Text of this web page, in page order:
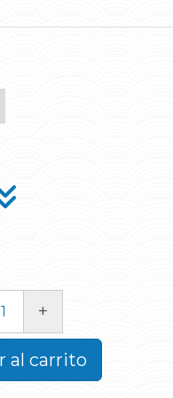
+
al carrito